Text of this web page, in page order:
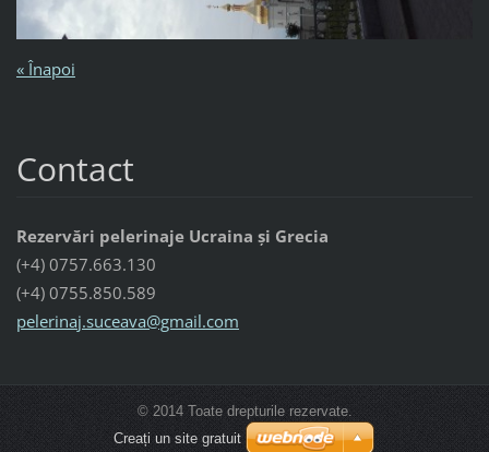
« Înapoi
Contact
Rezervări pelerinaje Ucraina și Grecia
(+4) 0757.663.130
(+4) 0755.850.589
pelerinaj.suceava@gmail.com
© 2014 Toate drepturile rezervate.
Creați un site gratuit